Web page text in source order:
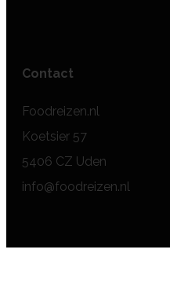
Contact
Foodreizen.nl
Koetsier 57
5406 CZ Uden
info@foodreizen.nl